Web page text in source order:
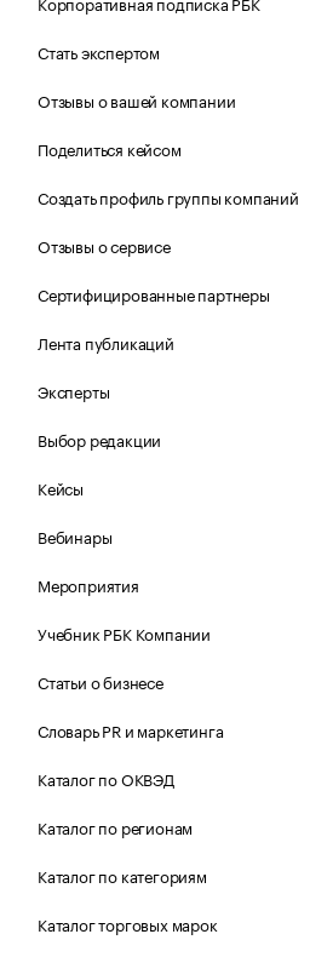
Стать экспертом
Отзывы о вашей компании
Поделиться кейсом
Создать профиль группы компаний
Отзывы о сервисе
Сертифицированные партнеры
Лента публикаций
Эксперты
Выбор редакции
Кейсы
Вебинары
Мероприятия
Учебник РБК Компании
Статьи о бизнесе
Словарь PR и маркетинга
Каталог по ОКВЭД
Каталог по регионам
Каталог по категориям
Каталог торговых марок